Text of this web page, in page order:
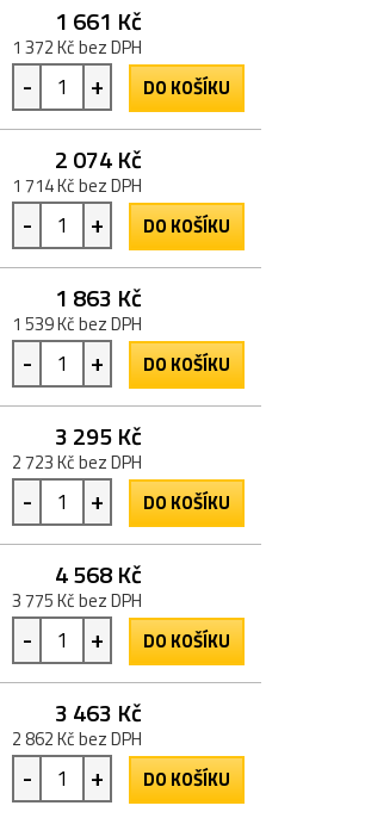
1 661 Kč
1 372 Kč bez DPH
- + DO KOŠÍKU
2 074 Kč
1 714 Kč bez DPH
- + DO KOŠÍKU
1 863 Kč
1 539 Kč bez DPH
- + DO KOŠÍKU
3 295 Kč
2 723 Kč bez DPH
- + DO KOŠÍKU
4 568 Kč
3 775 Kč bez DPH
- + DO KOŠÍKU
3 463 Kč
2 862 Kč bez DPH
- + DO KOŠÍKU